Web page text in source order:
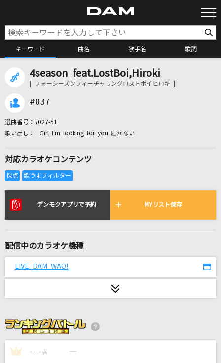
キーワード 曲名 歌手名 歌詞
カラオケ検索
リアルタイムで歌われている曲の一覧
[生音]揺れる想い
[生音]純恋歌(十周年記念 横浜スタジアム伝説)
みかんハート
C&K
4season feat.LostBoi,Hiroki
[ フォーシーズンフィーチャリングロストボイヒロキ ]
#037
選曲番号： 7027-51
Girl I'm looking for you 届かない
対応カラオケコンテンツ
デンモクアプリで予約 MYリスト保存
配信中のカラオケ機種
LIVE DAM WAO!
1 ---- 点 ----